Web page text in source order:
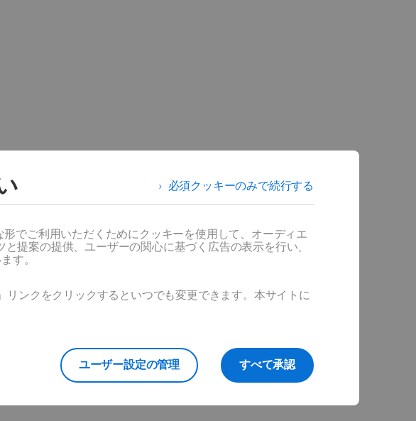
必須クッキーのみで続行する
でご利用いただくためにクッキーを使用して、オーディエ
提案の提供、ユーザーの関心に基づく広告の表示を行い、
す。
ンクをクリックするといつでも変更できます。本サイトに
すべて承認
ユーザー設定の管理